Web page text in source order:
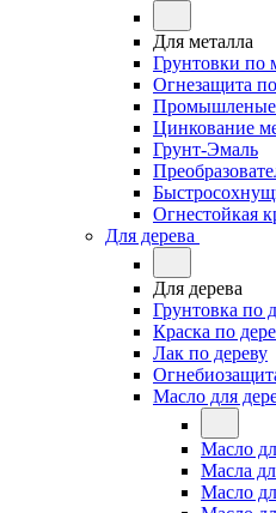
Для металла
Грунтовки по
Огнезащита
Промышленые
Цинкование
Грунт-Эмаль
Огнестойкая
Для дерева
Для дерева
Грунтовка по
Краска по
Лак по дереву
Масло для
Масло
Масла
Масло